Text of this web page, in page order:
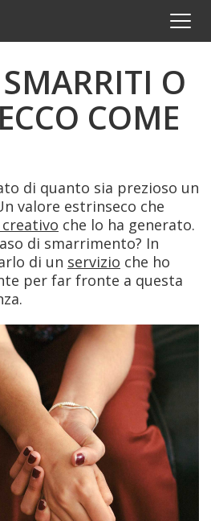
O
COME
di quanto sia prezioso un
valore estrinseco che
che lo ha generato.
di smarrimento? In
di un servizio che ho
per far fronte a questa